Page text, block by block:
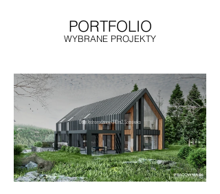
PORTFOLIO
WYBRANE PROJEKTY
Dom Jednorodzinny, 310m2, Sosnówka